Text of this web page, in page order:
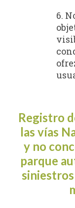
6.
Registro
las vías
y no
parque